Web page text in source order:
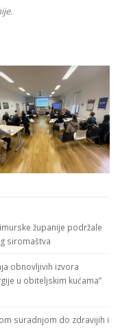
županije podržale
siromaštva
obnovljivih izvora
u obiteljskim kućama”
suradnjom do zdravijih i